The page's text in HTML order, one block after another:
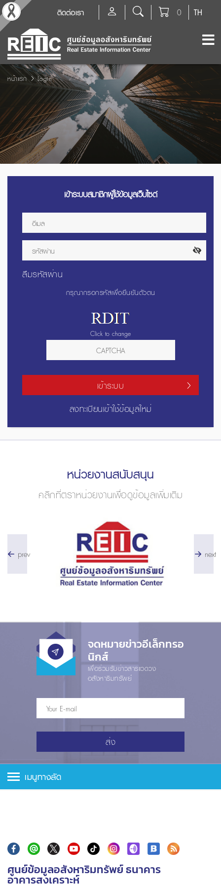
TH
0
ติดต่อเรา
หน้าแรก Login
เข้าระบบสมาชิกผู้ใช้ข้อมูลเว็บไซต์
ลืมรหัสผ่าน
กรุณากรอกรหัสเพื่อยืนยันตัวตน
Click to change
เข้าระบบ
ลงทะเบียนเข้าใช้ข้อมูลใหม่
หน่วยงานสนับสนุน
คลิกที่ตราหน่วยงานเพื่อดูข้อมูลเพิ่มเติม
prev next
จดหมายข่าวอีเล็กทรอ
นิกส์
เพื่อร่วมรับข่าวสารแวดวง
อสังหาริมทรัพย์
ส่ง
เมนูทางลัด
ศูนย์ข้อมูลอสังหาริมทรัพย์ ธนาคาร
อาคารสงเคราะห์